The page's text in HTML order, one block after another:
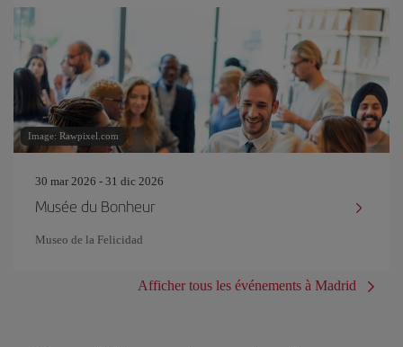
Image: Rawpixel.com
30 mar 2026 - 31 dic 2026
Musée du Bonheur
Museo de la Felicidad
Afficher tous les événements à Madrid